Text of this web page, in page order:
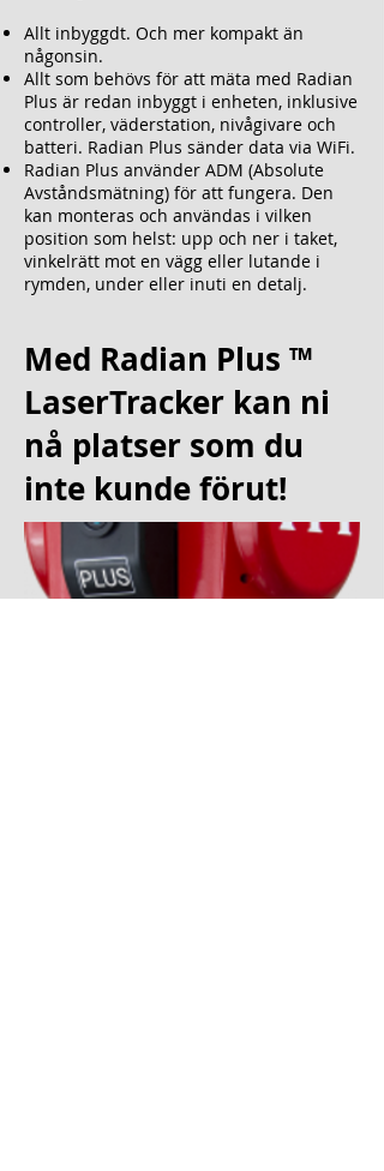
Allt inbyggdt. Och mer kompakt än
någonsin.
Allt som behövs för att mäta med Radian
Plus är redan inbyggt i enheten, inklusive
controller, väderstation, nivågivare och
batteri. Radian Plus sänder data via WiFi.
Radian Plus använder ADM (Absolute
Avståndsmätning) för att fungera. Den
kan monteras och användas i vilken
position som helst: upp och ner i taket,
vinkelrätt mot en vägg eller lutande i
rymden, under eller inuti en detalj.
Med Radian Plus ™
LaserTracker kan ni
nå platser som du
inte kunde förut!